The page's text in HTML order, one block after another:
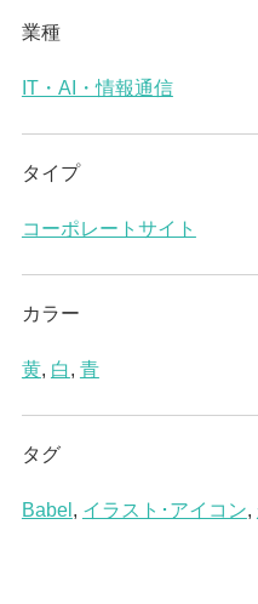
業種
IT・AI・情報通信
タイプ
コーポレートサイト
カラー
黄, 白, 青
タグ
Babel , イラスト･アイコン,